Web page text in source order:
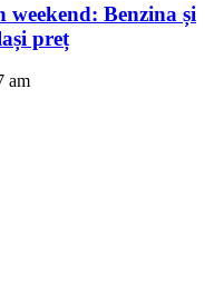
Benzina și
preț
am